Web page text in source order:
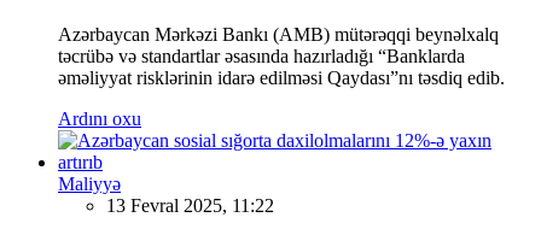
Azərbaycan Mərkəzi Bankı (AMB) mütərəqqi beynəlxalq
təcrübə və standartlar əsasında hazırladığı “Banklarda
əməliyyat risklərinin idarə edilməsi Qaydası”nı təsdiq edib.
Ardını oxu
Maliyyə
13 Fevral 2025, 11:22